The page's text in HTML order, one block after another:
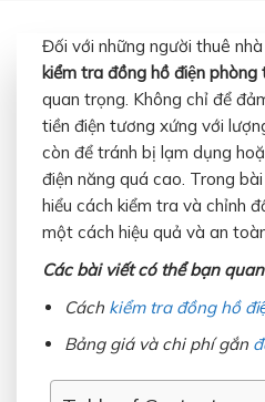
Đối với những người thuê
kiểm tra đồng hồ điện phòng
quan trọng. Không chỉ để
tiền điện tương xứng với
còn để tránh bị lạm dụng
điện năng quá cao. Trong
hiểu cách kiểm tra và chỉnh
một cách hiệu quả và an
Các bài viết có thể bạn
Cách kiểm tra đồng hồ
Bảng giá và chi phí gắn